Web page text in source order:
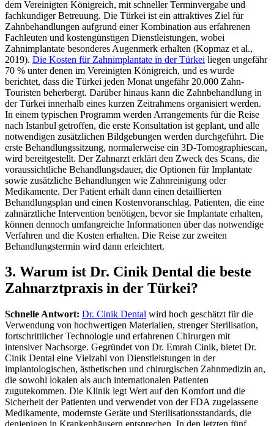
dem Vereinigten Königreich, mit schneller Terminvergabe und
fachkundiger Betreuung. Die Türkei ist ein attraktives Ziel für
Zahnbehandlungen aufgrund einer Kombination aus erfahrenen
Fachleuten und kostengünstigen Dienstleistungen, wobei
Zahnimplantate besonderes Augenmerk erhalten (Kopmaz et al.,
2019). Die Kosten für Zahnimplantate in der Türkei liegen ungefähr
70 % unter denen im Vereinigten Königreich, und es wurde
berichtet, dass die Türkei jeden Monat ungefähr 20.000 Zahn-
Touristen beherbergt. Darüber hinaus kann die Zahnbehandlung in
der Türkei innerhalb eines kurzen Zeitrahmens organisiert werden.
In einem typischen Programm werden Arrangements für die Reise
nach Istanbul getroffen, die erste Konsultation ist geplant, und alle
notwendigen zusätzlichen Bildgebungen werden durchgeführt. Die
erste Behandlungssitzung, normalerweise ein 3D-Tomographiescan,
wird bereitgestellt. Der Zahnarzt erklärt den Zweck des Scans, die
voraussichtliche Behandlungsdauer, die Optionen für Implantate
sowie zusätzliche Behandlungen wie Zahnreinigung oder
Medikamente. Der Patient erhält dann einen detaillierten
Behandlungsplan und einen Kostenvoranschlag. Patienten, die eine
zahnärztliche Intervention benötigen, bevor sie Implantate erhalten,
können dennoch umfangreiche Informationen über das notwendige
Verfahren und die Kosten erhalten. Die Reise zur zweiten
Behandlungstermin wird dann erleichtert.
3. Warum ist Dr. Cinik Dental die beste
Zahnarztpraxis in der Türkei?
Schnelle Antwort: Dr. Cinik Dental wird hoch geschätzt für die
Verwendung von hochwertigen Materialien, strenger Sterilisation,
fortschrittlicher Technologie und erfahrenen Chirurgen mit
intensiver Nachsorge. Gegründet von Dr. Emrah Cinik, bietet Dr.
Cinik Dental eine Vielzahl von Dienstleistungen in der
implantologischen, ästhetischen und chirurgischen Zahnmedizin an,
die sowohl lokalen als auch internationalen Patienten
zugutekommen. Die Klinik legt Wert auf den Komfort und die
Sicherheit der Patienten und verwendet von der FDA zugelassene
Medikamente, modernste Geräte und Sterilisationsstandards, die